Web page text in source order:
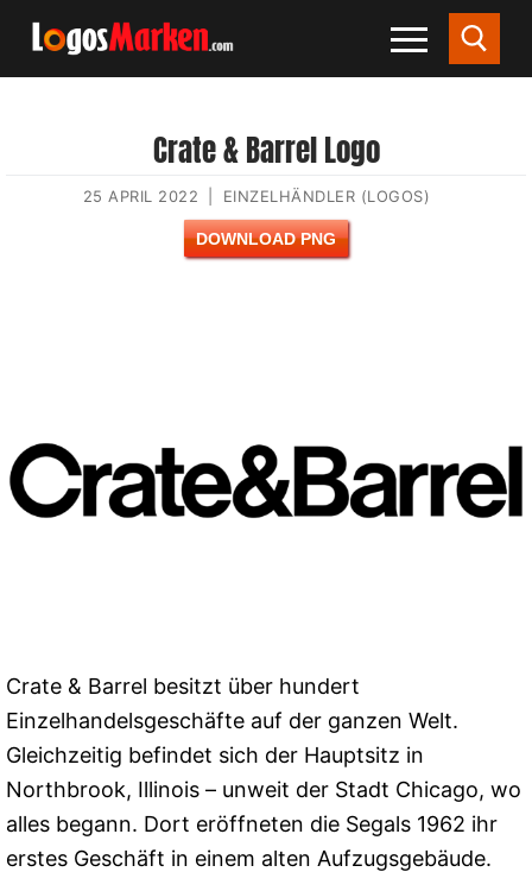
Crate & Barrel Logo
25 APRIL 2022 EINZELHÄNDLER (LOGOS)
DOWNLOAD PNG
Crate & Barrel besitzt über hundert
Einzelhandelsgeschäfte auf der ganzen Welt.
Gleichzeitig befindet sich der Hauptsitz in
Northbrook, Illinois – unweit der Stadt Chicago, wo
alles begann. Dort eröffneten die Segals 1962 ihr
erstes Geschäft in einem alten Aufzugsgebäude.